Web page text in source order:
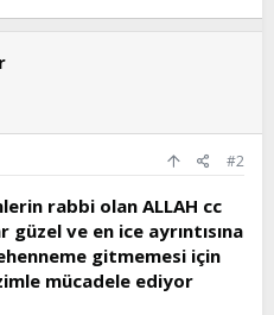
#2
rabbi olan ALLAH cc
ve en ice ayrıntısına
gitmemesi için
mücadele ediyor